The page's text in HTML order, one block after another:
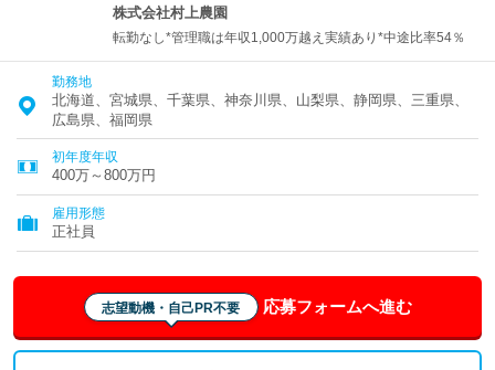
株式会社村上農園
転勤なし*管理職は年収1,000万越え実績あり*中途比率54％
勤務地
北海道、宮城県、千葉県、神奈川県、山梨県、静岡県、三重県、
広島県、福岡県
初年度年収
400万～800万円
雇用形態
正社員
志望動機・自己PR不要 応募フォームへ進む